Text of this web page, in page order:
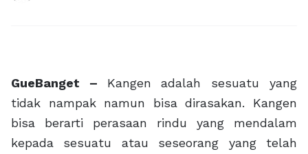
GueBanget – Kangen adalah sesuatu yang
tidak nampak namun bisa dirasakan. Kangen
bisa berarti perasaan rindu yang mendalam
kepada sesuatu atau seseorang yang telah